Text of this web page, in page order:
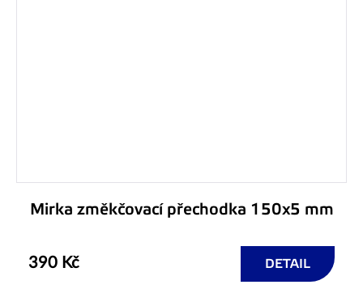
Mirka změkčovací přechodka 150x5 mm
390 Kč DETAIL